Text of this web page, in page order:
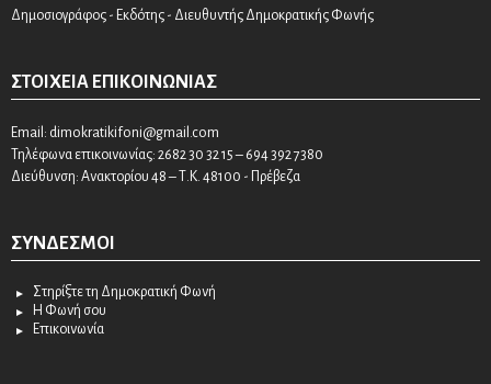
Δημοσιογράφος - Εκδότης - Διευθυντής Δημοκρατικής Φωνής
ΣΤΟΙΧΕΊΑ ΕΠΙΚΟΙΝΩΝΊΑΣ
Email: dimokratikifoni@gmail.com
Τηλέφωνα επικοινωνίας: 2682 30 32 15 – 694 392 7380
Διεύθυνση: Ανακτορίου 48 – Τ.Κ. 48100 - Πρέβεζα
ΣΎΝΔΕΣΜΟΙ
Στηρίξτε τη Δημοκρατική Φωνή
Η Φωνή σου
Επικοινωνία